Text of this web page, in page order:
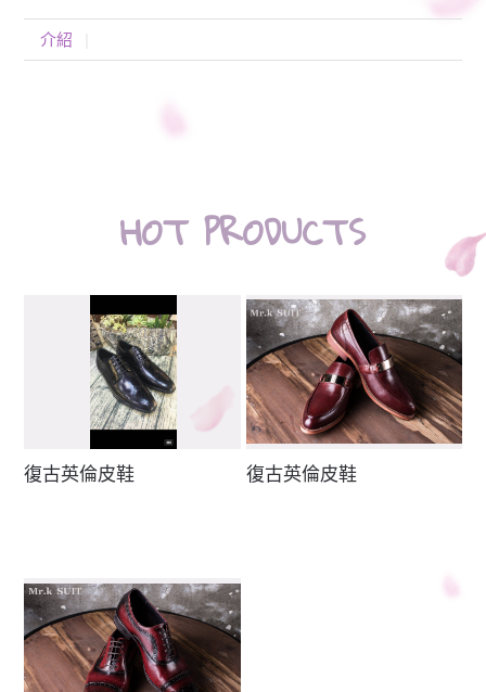
介紹
HOT PRODUCTS
復古英倫皮鞋 復古英倫皮鞋